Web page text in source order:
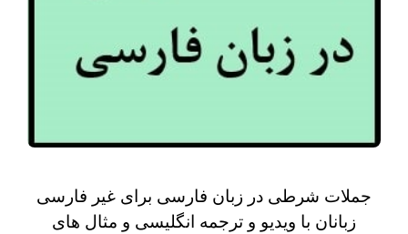
جملات شرطی در زبان فارسی برای غیر فارسی
زبانان با ویدیو و ترجمه انگلیسی و مثال های